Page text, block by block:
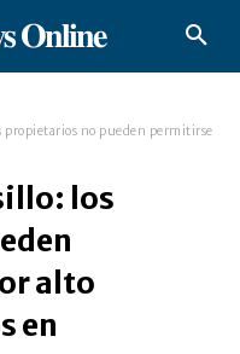
𝐎𝐧𝐥𝐢𝐧𝐞
propietarios no pueden permitirse
los
alto
​​en